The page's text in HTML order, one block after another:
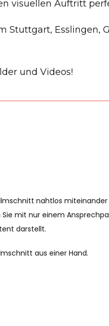
visuellen Auftritt
Esslingen,
und Videos!
nahtlos
mit nur einem
darstellt.
aus einer Hand.